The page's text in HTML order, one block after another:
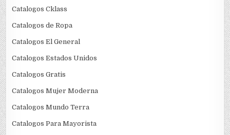
Catalogos Cklass
Catalogos de Ropa
Catalogos El General
Catalogos Estados Unidos
Catalogos Gratis
Catalogos Mujer Moderna
Catalogos Mundo Terra
Catalogos Para Mayorista